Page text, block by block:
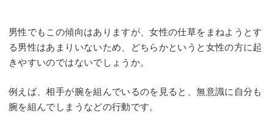
男性でもこの傾向はありますが、女性の仕草をまねようとす
る男性はあまりいないため、どちらかというと女性の方に起
きやすいのではないでしょうか。
例えば、相手が腕を組んでいるのを見ると、無意識に自分も
腕を組んでしまうなどの行動です。